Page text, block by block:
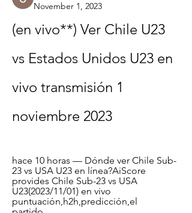
November 1, 2023
(en vivo**) Ver Chile U23
vs Estados Unidos U23 en
vivo transmisión 1
noviembre 2023
hace 10 horas — Dónde ver Chile Sub-
23 vs USA U23 en línea?AiScore
provides Chile Sub-23 vs USA
U23(2023/11/01) en vivo
puntuación,h2h,predicción,el